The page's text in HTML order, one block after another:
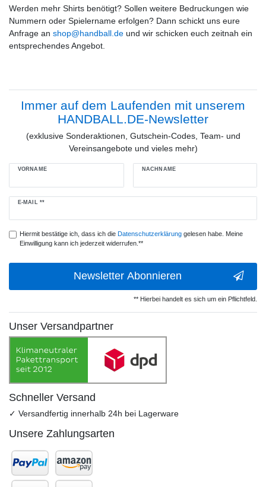
Werden mehr Shirts benötigt? Sollen weitere Bedruckungen wie
Nummern oder Spielername erfolgen? Dann schickt uns eure
Anfrage an shop@handball.de und wir schicken euch zeitnah ein
entsprechendes Angebot.
Immer auf dem Laufenden mit unserem
HANDBALL.DE-Newsletter
(exklusive Sonderaktionen, Gutschein-Codes, Team- und
Vereinsangebote und vieles mehr)
VORNAME NACHNAME
E-MAIL **
Newsletter
Hiermit bestätige ich, dass ich die Daten­schutz­erklärunggelesen habe. Meine
Einwilligung kann ich jederzeit widerrufen.**
Newsletter Abonnieren
** Hierbei handelt es sich um ein Pflichtfeld.
Unser Versandpartner
Schneller Versand
✓ Versandfertig innerhalb 24h bei Lagerware
Unsere Zahlungsarten